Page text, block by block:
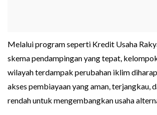
Melalui program seperti Kredit Usaha
skema pendampingan yang tepat,
wilayah terdampak perubahan iklim
akses pembiayaan yang aman, terjangkau,
rendah untuk mengembangkan usaha